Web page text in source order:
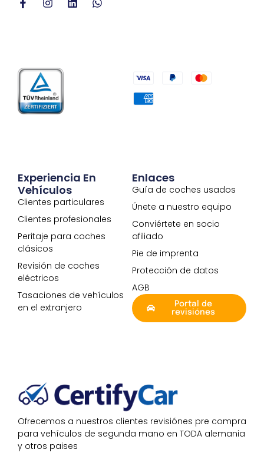
Ofrecemos a nuestros clientes revisiónes pre compra
para vehículos de segunda mano en TODA alemania
y otros paises
Enlaces
Guía de coches usados
Únete a nuestro equipo
Conviértete en socio
afiliado
Pie de imprenta
Protección de datos
AGB
Portal de
revisiónes
Experiencia En
Vehículos
Clientes particulares
Clientes profesionales
Peritaje para coches
clásicos
Revisión de coches
eléctricos
Tasaciones de vehículos
en el extranjero